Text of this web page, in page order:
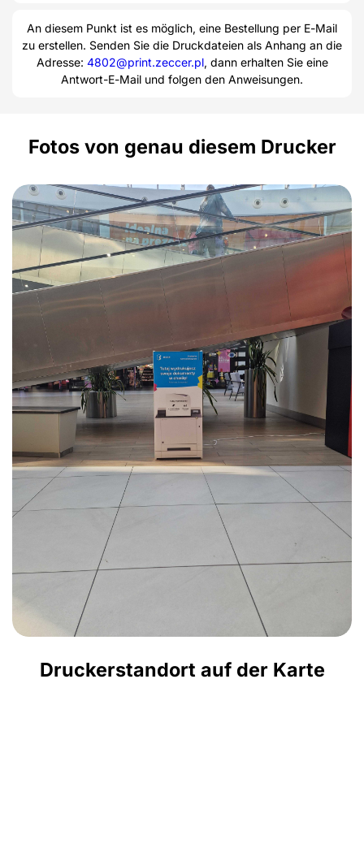
An diesem Punkt ist es möglich, eine Bestellung per E-Mail
zu erstellen. Senden Sie die Druckdateien als Anhang an die
Adresse: 4802@print.zeccer.pl, dann erhalten Sie eine
Antwort-E-Mail und folgen den Anweisungen.
Fotos von genau diesem Drucker
Druckerstandort auf der Karte